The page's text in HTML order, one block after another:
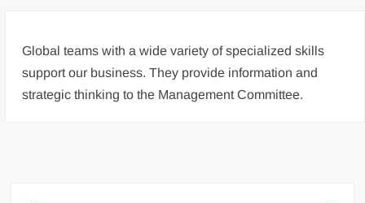
Global teams with a wide variety of specialized skills
support our business. They provide information and
strategic thinking to the Management Committee.